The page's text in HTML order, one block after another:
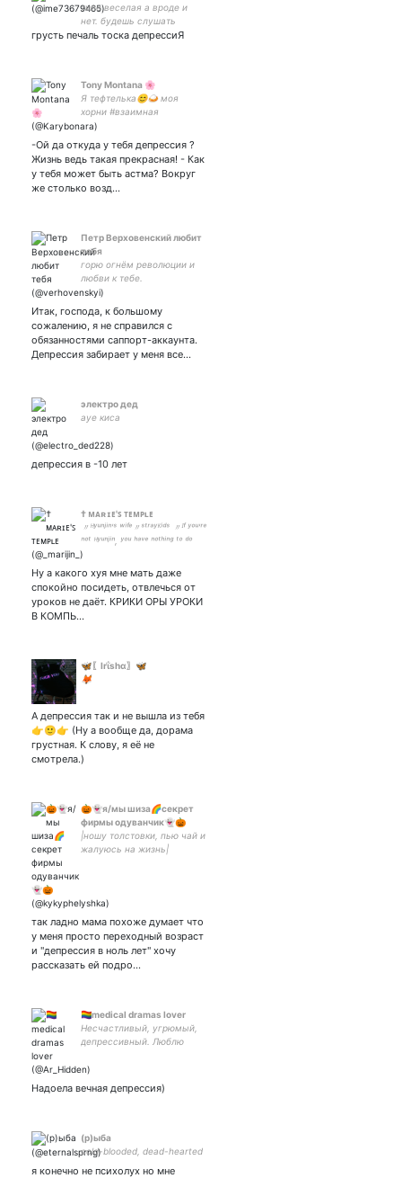
типо веселая а вроде и
нет. будешь слушать
душевные разговоры.🤙🏿
грусть печаль тоска депрессиЯ
Tony Montana 🌸
Я тефтелька😊🍛 моя
хорни #взаимная
-Ой да откуда у тебя депрессия ?
Жизнь ведь такая прекрасная! - Как
у тебя может быть астма? Вокруг
же столько возд…
Петр Верховенский любит
тебя
горю огнём революции и
любви к тебе.
Итак, господа, к большому
сожалению, я не справился с
обязанностями саппорт-аккаунта.
Депрессия забирает у меня все…
электро дед
ауе киса
депрессия в -10 лет
† ᴍᴀʀɪᴇ'ꜱ ᴛᴇᴍᴘʟᴇᅠ
〃ᴴʸᵘⁿʲⁱⁿ'ˢ ʷⁱᶠᵉ〃ˢᵗʳᵃʸᴷⁱᵈˢ 〃ᴵᶠ ʸᵒᵘ'ʳᵉ
ⁿᵒᵗ ᴴʸᵘⁿʲⁱⁿ, ʸᵒᵘ ʰᵃᵛᵉ ⁿᵒᵗʰⁱⁿᵍ ᵗᵒ ᵈᵒ
ʰᵉʳᵉ〃
Ну а какого хуя мне мать даже
спокойно посидеть, отвлечься от
уроков не даёт. КРИКИ ОРЫ УРОКИ
В КОМПЬ…
🦋〖Irΐshα〗🦋
🦊
А депрессия так и не вышла из тебя
👉🙂👉 (Ну а вообще да, дорама
грустная. К слову, я её не
смотрела.)
🎃👻я/мы шиза🌈секрет
фирмы одуванчик👻🎃
|ношу толстовки, пью чай и
жалуюсь на жизнь|
так ладно мама похоже думает что
у меня просто переходный возраст
и "депрессия в ноль лет" хочу
рассказать ей подро…
🏳️‍🌈medical dramas lover
Несчастливый, угрюмый,
депрессивный. Люблю
всё равно любить больше
Надоела вечная депрессия)
(р)ыба
cold-blooded, dead-hearted
я конечно не психолух но мне